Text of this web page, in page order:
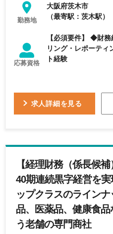
勤務地
大阪府茨木市
（最寄駅：茨木駅）
応募資格
【必須要件】 ◆財
リング・レポーテ
ト経験
求人詳細を見る
【経理財務（係長候
40期連続黒字経営を
ップクラスのライン
品、医薬品、健康食
う老舗の専門商社